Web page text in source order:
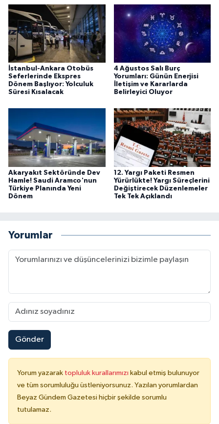
İstanbul-Ankara Otobüs
Seferlerinde Ekspres
Dönem Başlıyor: Yolculuk
Süresi Kısalacak
4 Ağustos Salı Burç
Yorumları: Günün Enerjisi
İletişim ve Kararlarda
Belirleyici Oluyor
Akaryakıt Sektöründe Dev
Hamle! Saudi Aramco'nun
Türkiye Planında Yeni
Dönem
12. Yargı Paketi Resmen
Yürürlükte! Yargı Süreçlerini
Değiştirecek Düzenlemeler
Tek Tek Açıklandı
Yorumlar
Gönder
Yorum yazarak topluluk kurallarımızı kabul etmiş bulunuyor
ve tüm sorumluluğu üstleniyorsunuz. Yazılan yorumlardan
Beyaz Gündem Gazetesi hiçbir şekilde sorumlu
tutulamaz.